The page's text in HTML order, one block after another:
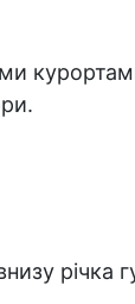
річка